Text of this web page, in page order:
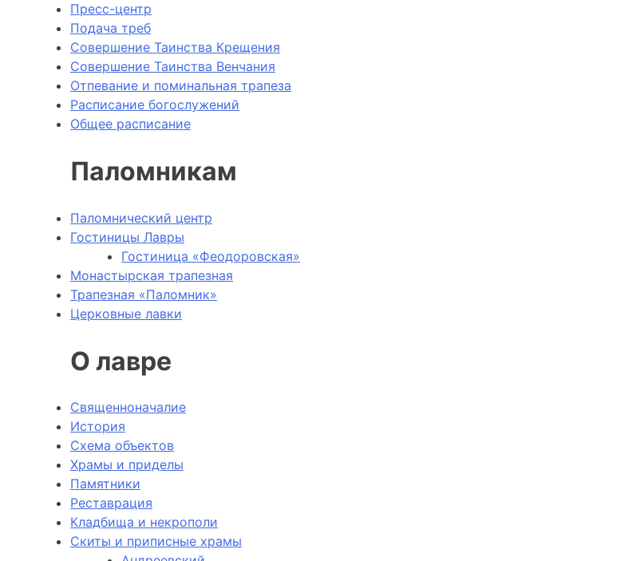
Пресс-центр
Подача треб
Совершение Таинства Крещения
Совершение Таинства Венчания
Отпевание и поминальная трапеза
Расписание богослужений
Общее расписание
Паломникам
Паломнический центр
Гостиницы Лавры
Гостиница «Феодоровская»
Монастырская трапезная
Трапезная «Паломник»
Церковные лавки
О лавре
Священноначалие
История
Схема объектов
Храмы и приделы
Памятники
Реставрация
Кладбища и некрополи
Скиты и приписные храмы